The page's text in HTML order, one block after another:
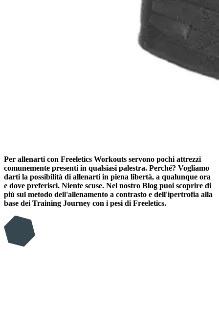
Per allenarti con Freeletics Workouts servono pochi attrezzi
comunemente presenti in qualsiasi palestra. Perché? Vogliamo
darti la possibilità di allenarti in piena libertà, a qualunque ora
e dove preferisci. Niente scuse. Nel nostro Blog puoi scoprire di
più sul metodo dell'allenamento a contrasto e dell'ipertrofia alla
base dei Training Journey con i pesi di Freeletics.